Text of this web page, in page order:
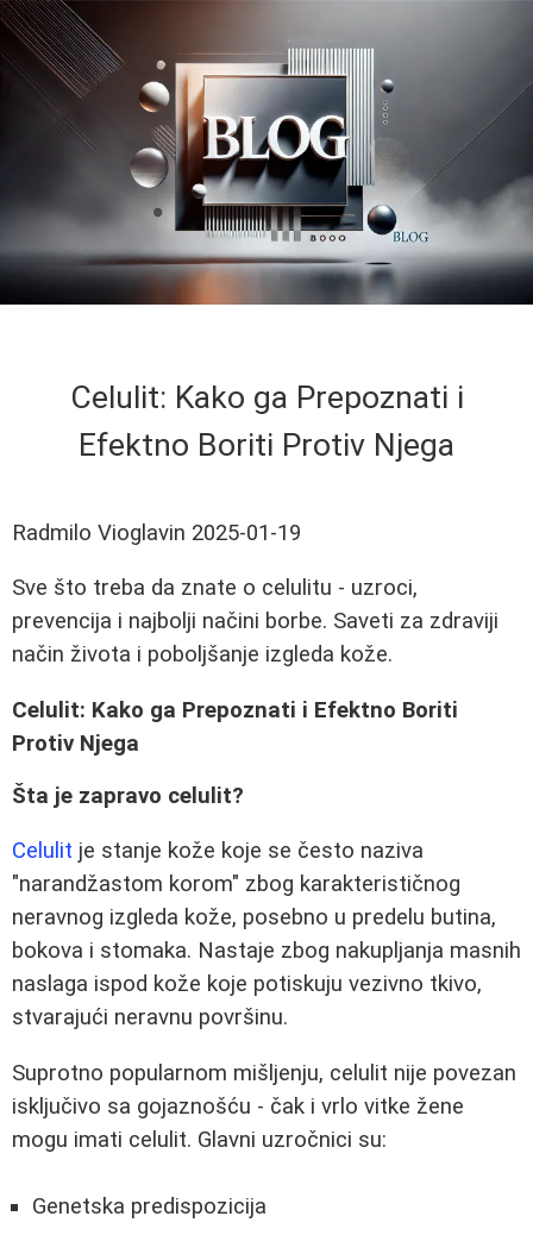
Celulit: Kako ga Prepoznati i
Efektno Boriti Protiv Njega
Radmilo Vioglavin 2025-01-19
Sve što treba da znate o celulitu - uzroci,
prevencija i najbolji načini borbe. Saveti za zdraviji
način života i poboljšanje izgleda kože.
Celulit: Kako ga Prepoznati i Efektno Boriti
Protiv Njega
Šta je zapravo celulit?
Celulit je stanje kože koje se često naziva
"narandžastom korom" zbog karakterističnog
neravnog izgleda kože, posebno u predelu butina,
bokova i stomaka. Nastaje zbog nakupljanja masnih
naslaga ispod kože koje potiskuju vezivno tkivo,
stvarajući neravnu površinu.
Suprotno popularnom mišljenju, celulit nije povezan
isključivo sa gojaznošću - čak i vrlo vitke žene
mogu imati celulit. Glavni uzročnici su:
Genetska predispozicija